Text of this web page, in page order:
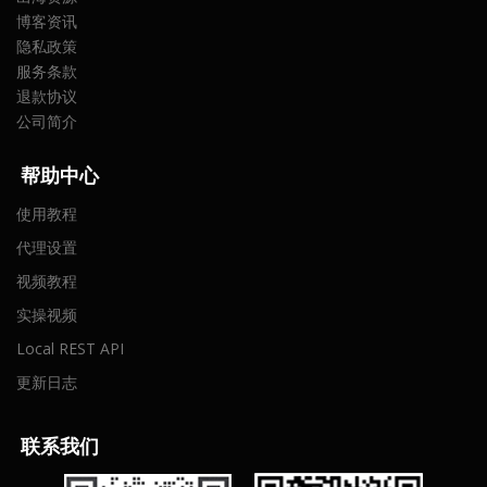
博客资讯
隐私政策
服务条款
退款协议
公司简介
帮助中心
使用教程
代理设置
视频教程
实操视频
Local REST API
更新日志
联系我们